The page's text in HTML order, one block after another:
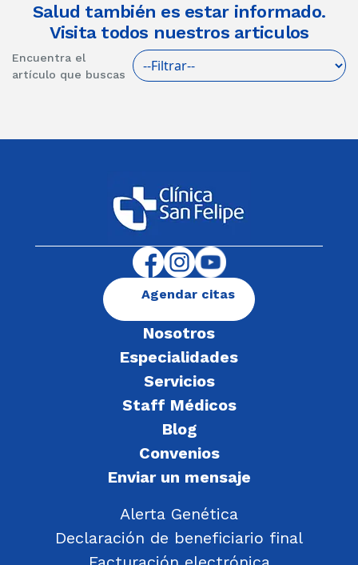
Salud también es estar informado.
Visita todos nuestros articulos
Encuentra el
artículo que buscas
Nosotros
Especialidades
Servicios
Staff Médicos
Blog
Convenios
Enviar un mensaje
Alerta Genética
Declaración de beneficiario final
Agendar citas